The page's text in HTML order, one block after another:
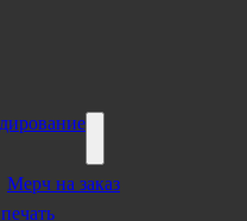
Мерч на заказ